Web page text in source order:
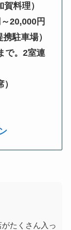
料理）
20,000円
駐車場）
で。2室連
たくさん入っ